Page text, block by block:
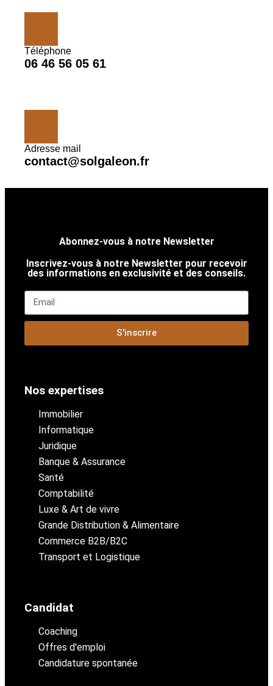
Téléphone
06 46 56 05 61
Adresse mail
contact@solgaleon.fr
Abonnez-vous à notre Newsletter
Inscrivez-vous à notre Newsletter pour recevoir
des informations en exclusivité et des conseils.
S'inscrire
Nos expertises
Immobilier
Informatique
Juridique
Banque & Assurance
Santé
Comptabilité
Luxe & Art de vivre
Grande Distribution & Alimentaire
Commerce B2B/B2C
Transport et Logistique
Candidat
Coaching
Offres d'emploi
Candidature spontanée